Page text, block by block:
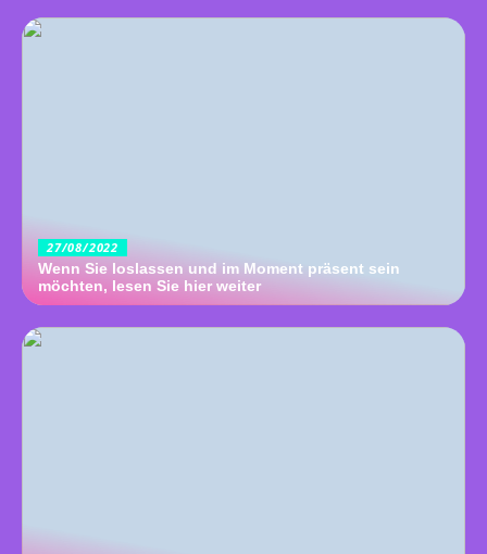
27/08/2022
Wenn Sie loslassen und im Moment präsent sein
möchten, lesen Sie hier weiter